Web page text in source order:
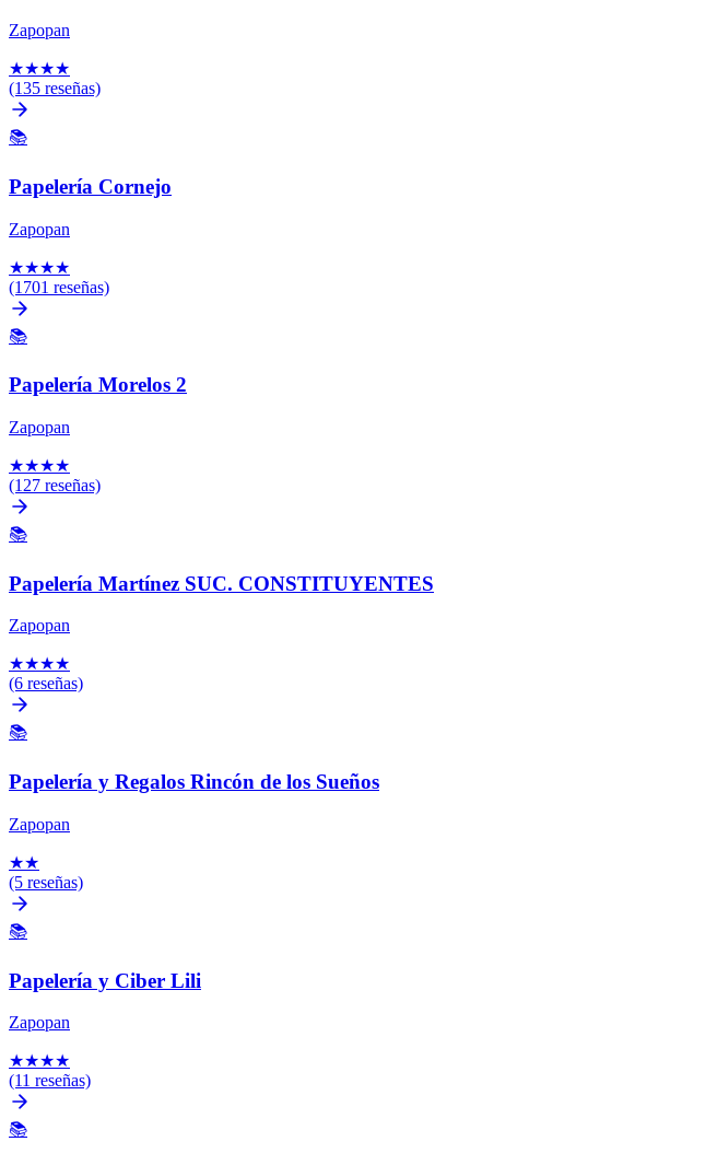
Zapopan
★★★★
(135 reseñas)
📚
Papelería Cornejo
Zapopan
★★★★
(1701 reseñas)
📚
Papelería Morelos 2
Zapopan
★★★★
(127 reseñas)
📚
Papelería Martínez SUC. CONSTITUYENTES
Zapopan
★★★★
(6 reseñas)
📚
Papelería y Regalos Rincón de los Sueños
Zapopan
★★
(5 reseñas)
📚
Papelería y Ciber Lili
Zapopan
★★★★
(11 reseñas)
📚